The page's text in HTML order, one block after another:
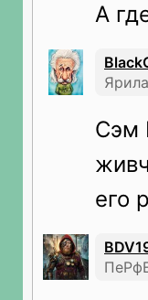
А
Сэм
его